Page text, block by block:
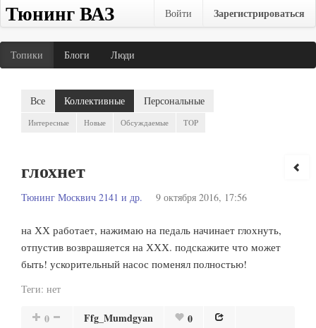
Тюнинг ВАЗ Войти Зарегистрироваться
Топики Блоги Люди
Все Коллективные Персональные
Интересные Новые Обсуждаемые TOP
глохнет
Тюнинг Москвич 2141 и др. 9 октября 2016, 17:56
на ХХ работает, нажимаю на педаль начинает глохнуть,
отпустив возврашяется на ХХХ. подскажите что может
быть! ускорительный насос поменял полностью!
Теги: нет
0 Ffg_Mumdgyan 0